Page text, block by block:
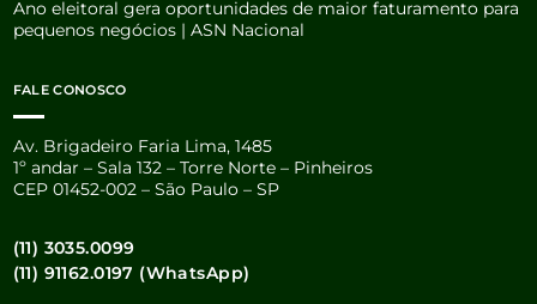
Ano eleitoral gera oportunidades de maior faturamento para
pequenos negócios | ASN Nacional
FALE CONOSCO
Av. Brigadeiro Faria Lima, 1485
1º andar – Sala 132 – Torre Norte – Pinheiros
CEP 01452-002 – São Paulo – SP
(11) 3035.0099
(11) 91162.0197 (WhatsApp)